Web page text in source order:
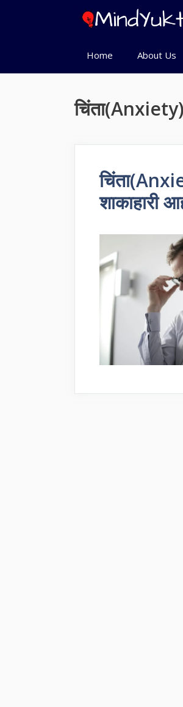
Home About Us
शाकाहारी